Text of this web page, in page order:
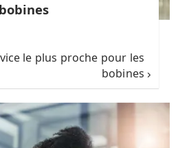
le plus proche pour les
bobines